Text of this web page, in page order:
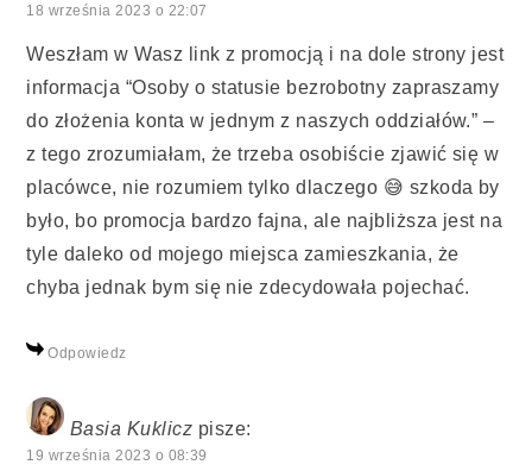
18 września 2023 o 22:07
Weszłam w Wasz link z promocją i na dole strony jest
informacja “Osoby o statusie bezrobotny zapraszamy
do złożenia konta w jednym z naszych oddziałów.” –
z tego zrozumiałam, że trzeba osobiście zjawić się w
placówce, nie rozumiem tylko dlaczego 😅 szkoda by
było, bo promocja bardzo fajna, ale najbliższa jest na
tyle daleko od mojego miejsca zamieszkania, że
chyba jednak bym się nie zdecydowała pojechać.
Odpowiedz
Basia Kuklicz pisze:
19 września 2023 o 08:39